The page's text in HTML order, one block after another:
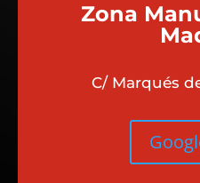
Zona
C/ Marqués